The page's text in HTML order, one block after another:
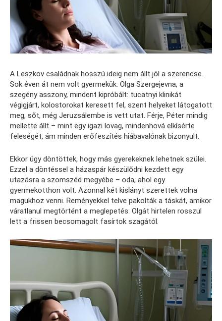
A Leszkov családnak hosszú ideig nem állt jól a szerencse.
Sok éven át nem volt gyermekük. Olga Szergejevna, a
szegény asszony, mindent kipróbált: tucatnyi klinikát
végigjárt, kolostorokat keresett fel, szent helyeket látogatott
meg, sőt, még Jeruzsálembe is vett utat. Férje, Péter mindig
mellette állt – mint egy igazi lovag, mindenhová elkísérte
feleségét, ám minden erőfeszítés hiábavalónak bizonyult.
Ekkor úgy döntöttek, hogy más gyerekeknek lehetnek szülei.
Ezzel a döntéssel a házaspár készülődni kezdett egy
utazásra a szomszéd megyébe – oda, ahol egy
gyermekotthon volt. Azonnal két kislányt szerettek volna
magukhoz venni. Reményekkel telve pakolták a táskát, amikor
váratlanul megtörtént a meglepetés: Olgát hirtelen rosszul
lett a frissen becsomagolt fasírtok szagától.